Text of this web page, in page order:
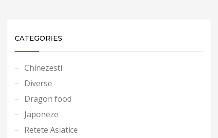
CATEGORIES
Chinezesti
Diverse
Dragon food
Japoneze
Retete Asiatice